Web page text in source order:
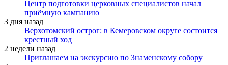
Центр подготовки церковных специалистов начал
приёмную кампанию
3 дня назад
Верхотомский острог: в Кемеровском округе состоится
крестный ход
2 недели назад
Приглашаем на экскурсию по Знаменскому собору